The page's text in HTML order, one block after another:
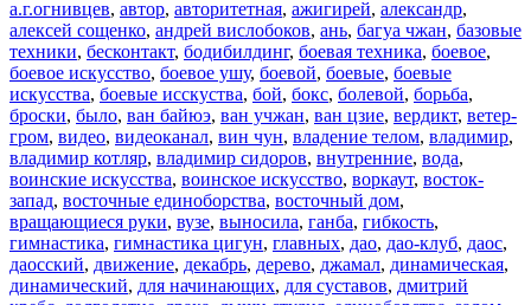
а.г.огнивцев, автор, авторитетная, ажигирей, александр,
алексей сощенко, андрей вислобоков, ань, багуа чжан, базовые
техники, бесконтакт, бодибилдинг, боевая техника, боевое,
боевое искусство, боевое ушу, боевой, боевые, боевые
искусства, боевые исскуства, бой, бокс, болевой, борьба,
броски, было, ван байюэ, ван учжан, ван цзие, вердикт, ветер-
гром, видео, видеоканал, вин чун, владение телом, владимир,
владимир котляр, владимир сидоров, внутренние, вода,
воинские искусства, воинское искусство, воркаут, восток-
запад, восточные единоборства, восточный дом,
вращающиеся руки, вузе, выносила, ганба, гибкость,
гимнастика, гимнастика цигун, главных, дао, дао-клуб, даос,
даосский, движение, декабрь, дерево, джамал, динамическая,
динамический, для начинающих, для суставов, дмитрий